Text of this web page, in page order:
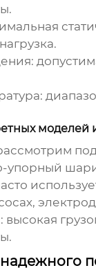
моделей
упорный